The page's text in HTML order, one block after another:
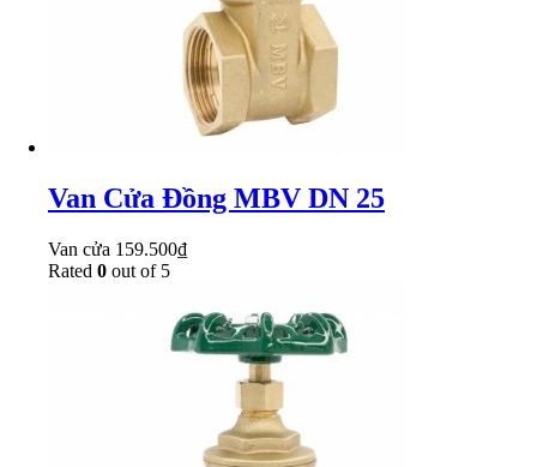
Van Cửa Đồng MBV DN 25
Van cửa 159.500₫
Rated 0 out of 5